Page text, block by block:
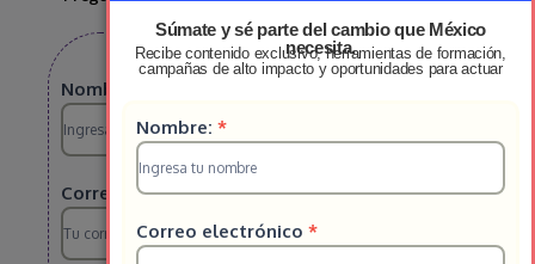
Suscribete a nuestro boletin
Suscripcion
HS
2025
Nombre:
Correo electrónico*
Súmate y sé parte del cambio que México
necesita.
Recibe contenido exclusivo, herramientas de formación,
campañas de alto impacto y oportunidades para actuar
Suscripcion
HS
2025
Nombre: *
Correo electrónico *